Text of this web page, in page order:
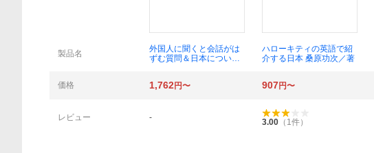
製品名
外国人に聞くと会話がは
ずむ質問＆日本について
ルのための、外国人観光
安藤航／著 Ｒｙａｎ
ハローキティの英語で紹
介する日本 桑原功次／著
価格 1,762円〜 907円〜
レビュー - 3.00 （ 1件）